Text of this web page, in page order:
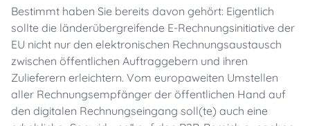
Bestimmt haben Sie bereits davon gehört: Eigentlich
sollte die länderübergreifende E-Rechnungsinitiative der
EU nicht nur den elektronischen Rechnungsaustausch
zwischen öffentlichen Auftraggebern und ihren
Zulieferern erleichtern. Vom europaweiten Umstellen
aller Rechnungsempfänger der öffentlichen Hand auf
den digitalen Rechnungseingang soll(te) auch eine